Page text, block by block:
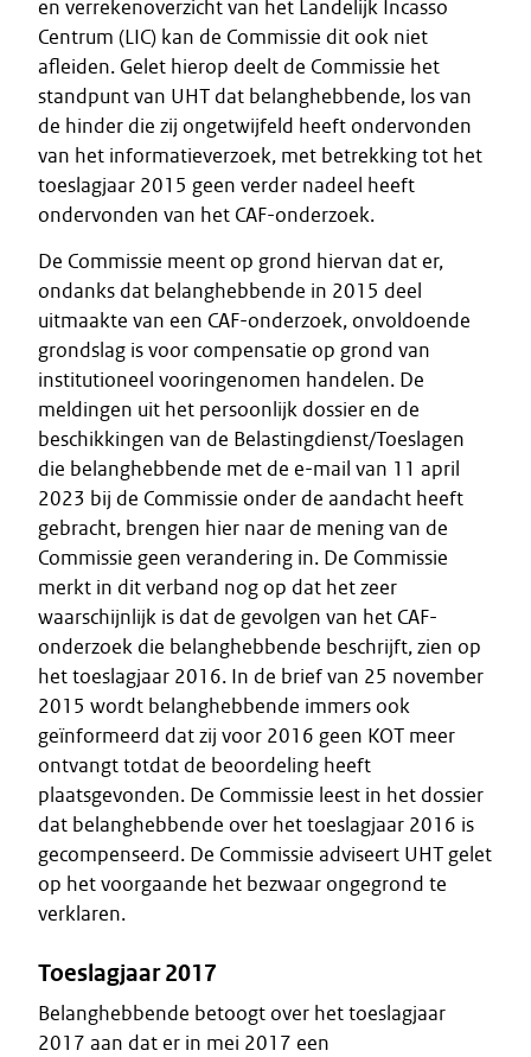
en verrekenoverzicht van het Landelijk Incasso
Centrum (LIC) kan de Commissie dit ook niet
afleiden. Gelet hierop deelt de Commissie het
standpunt van UHT dat belanghebbende, los van
de hinder die zij ongetwijfeld heeft ondervonden
van het informatieverzoek, met betrekking tot het
toeslagjaar 2015 geen verder nadeel heeft
ondervonden van het CAF-onderzoek.
De Commissie meent op grond hiervan dat er,
ondanks dat belanghebbende in 2015 deel
uitmaakte van een CAF-onderzoek, onvoldoende
grondslag is voor compensatie op grond van
institutioneel vooringenomen handelen. De
meldingen uit het persoonlijk dossier en de
beschikkingen van de Belastingdienst/Toeslagen
die belanghebbende met de e-mail van 11 april
2023 bij de Commissie onder de aandacht heeft
gebracht, brengen hier naar de mening van de
Commissie geen verandering in. De Commissie
merkt in dit verband nog op dat het zeer
waarschijnlijk is dat de gevolgen van het CAF-
onderzoek die belanghebbende beschrijft, zien op
het toeslagjaar 2016. In de brief van 25 november
2015 wordt belanghebbende immers ook
geïnformeerd dat zij voor 2016 geen KOT meer
ontvangt totdat de beoordeling heeft
plaatsgevonden. De Commissie leest in het dossier
dat belanghebbende over het toeslagjaar 2016 is
gecompenseerd. De Commissie adviseert UHT gelet
op het voorgaande het bezwaar ongegrond te
verklaren.
Toeslagjaar 2017
Belanghebbende betoogt over het toeslagjaar
2017 aan dat er in mei 2017 een